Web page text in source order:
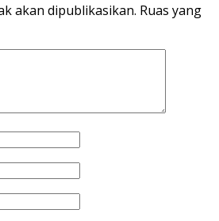
akan dipublikasikan. Ruas yang